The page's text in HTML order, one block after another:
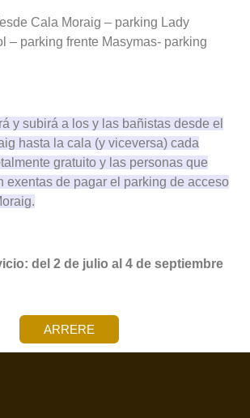
Cala Moraig – parking Lady
– parking frente Masymas- parking
y subirá a los y las bañistas desde el
hasta la cala (y viceversa) cada
gratuito y las personas que
exentas de pagar el parking de acceso
del 2 de julio al 4 de septiembre
ARRERE